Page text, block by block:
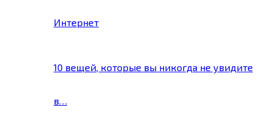
Интернет
10 вещей, которые вы никогда не увидите
в…